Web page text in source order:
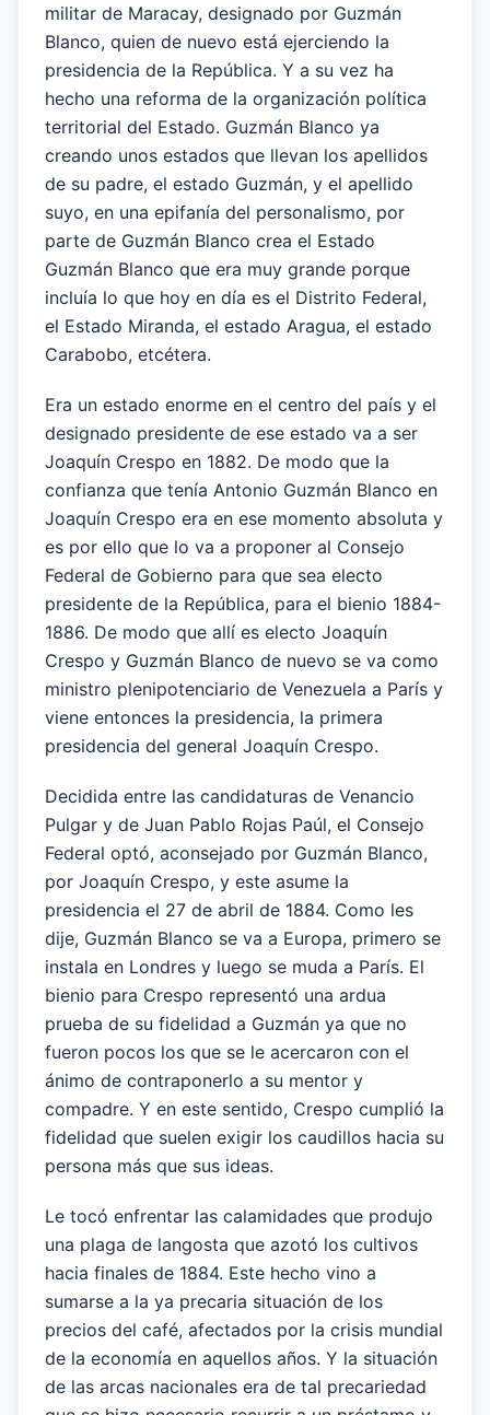
militar de Maracay, designado por Guzmán
Blanco, quien de nuevo está ejerciendo la
presidencia de la República. Y a su vez ha
hecho una reforma de la organización política
territorial del Estado. Guzmán Blanco ya
creando unos estados que llevan los apellidos
de su padre, el estado Guzmán, y el apellido
suyo, en una epifanía del personalismo, por
parte de Guzmán Blanco crea el Estado
Guzmán Blanco que era muy grande porque
incluía lo que hoy en día es el Distrito Federal,
el Estado Miranda, el estado Aragua, el estado
Carabobo, etcétera.
Era un estado enorme en el centro del país y el
designado presidente de ese estado va a ser
Joaquín Crespo en 1882. De modo que la
confianza que tenía Antonio Guzmán Blanco en
Joaquín Crespo era en ese momento absoluta y
es por ello que lo va a proponer al Consejo
Federal de Gobierno para que sea electo
presidente de la República, para el bienio 1884-
1886. De modo que allí es electo Joaquín
Crespo y Guzmán Blanco de nuevo se va como
ministro plenipotenciario de Venezuela a París y
viene entonces la presidencia, la primera
presidencia del general Joaquín Crespo.
Decidida entre las candidaturas de Venancio
Pulgar y de Juan Pablo Rojas Paúl, el Consejo
Federal optó, aconsejado por Guzmán Blanco,
por Joaquín Crespo, y este asume la
presidencia el 27 de abril de 1884. Como les
dije, Guzmán Blanco se va a Europa, primero se
instala en Londres y luego se muda a París. El
bienio para Crespo representó una ardua
prueba de su fidelidad a Guzmán ya que no
fueron pocos los que se le acercaron con el
ánimo de contraponerlo a su mentor y
compadre. Y en este sentido, Crespo cumplió la
fidelidad que suelen exigir los caudillos hacia su
persona más que sus ideas.
Le tocó enfrentar las calamidades que produjo
una plaga de langosta que azotó los cultivos
hacia finales de 1884. Este hecho vino a
sumarse a la ya precaria situación de los
precios del café, afectados por la crisis mundial
de la economía en aquellos años. Y la situación
de las arcas nacionales era de tal precariedad